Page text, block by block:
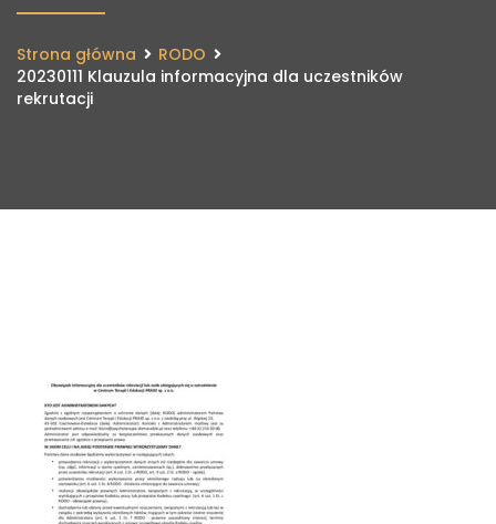
Strona główna
RODO
20230111 Klauzula informacyjna dla uczestników
rekrutacji